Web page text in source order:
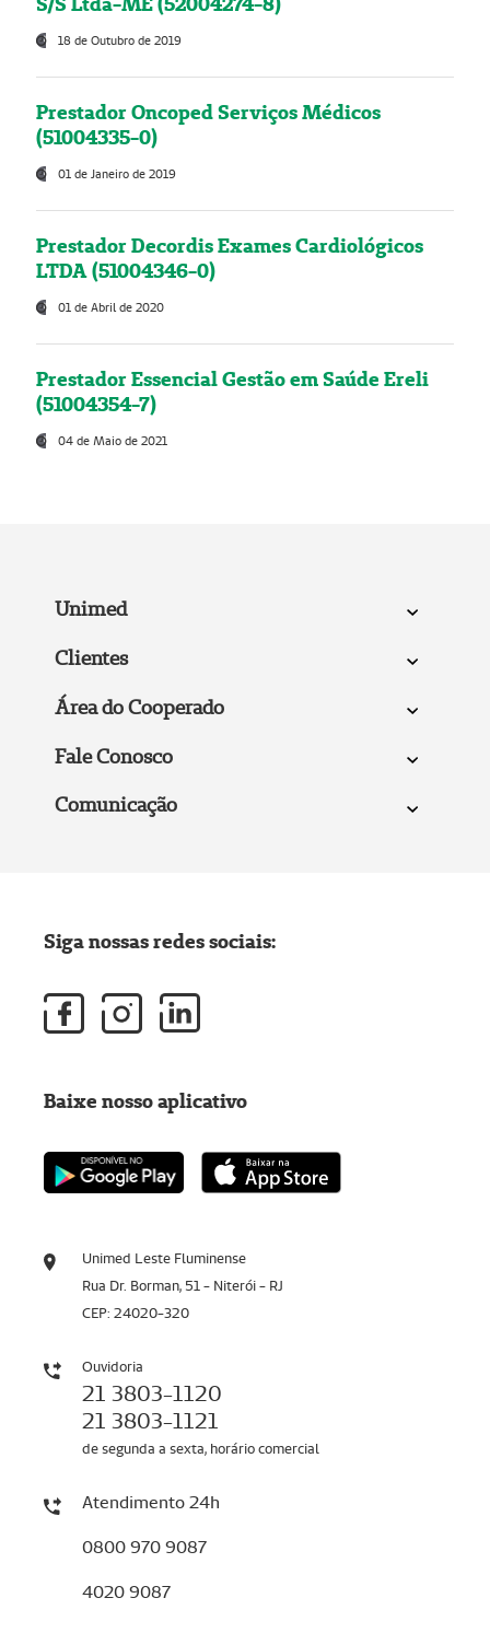
18 de Outubro de 2019
Prestador Oncoped Serviços Médicos
(51004335-0)
01 de Janeiro de 2019
Prestador Decordis Exames Cardiológicos
LTDA (51004346-0)
01 de Abril de 2020
Prestador Essencial Gestão em Saúde Ereli
(51004354-7)
04 de Maio de 2021
Unimed
Clientes
Área do Cooperado
Fale Conosco
Comunicação
Unimed Leste Fluminense
Rua Dr. Borman, 51 - Niterói - RJ
CEP: 24020-320
Ouvidoria
21 3803-1120
21 3803-1121
de segunda a sexta, horário comercial
Atendimento 24h
0800 970 9087
4020 9087
Siga nossas redes sociais:
Baixe nosso aplicativo